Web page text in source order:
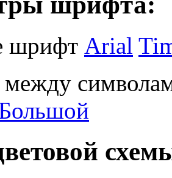
шрифт Arial
между